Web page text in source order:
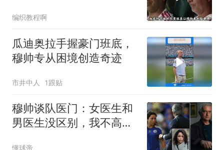
编织教程啊
瓜迪奥拉手握豪门班底，
穆帅专从困境创造奇迹
市井中人 1跟贴
穆帅谈队医门：女医生和
男医生没区别，我不高兴
懂球帝